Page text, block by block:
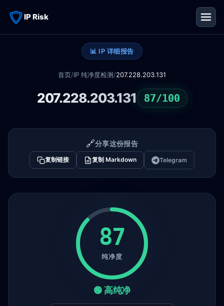
IP Risk
📊 IP 详细报告
首页/IP 纯净度检测/207.228.203.131
207.228.203.131 87/100
🔗分享这份报告
复制链接 复制 Markdown Telegram
87
纯净度
🟢 高纯净